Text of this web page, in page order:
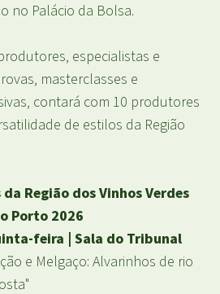
no Palácio da Bolsa.
especialistas e
masterclasses e
contará com 10 produtores
de estilos da Região
Região dos Vinhos Verdes
Porto 2026
feira | Sala do Tribunal
e Melgaço: Alvarinhos de rio